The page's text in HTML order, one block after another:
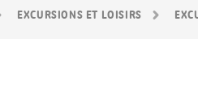
EXCURSIONS ET LOISIRS